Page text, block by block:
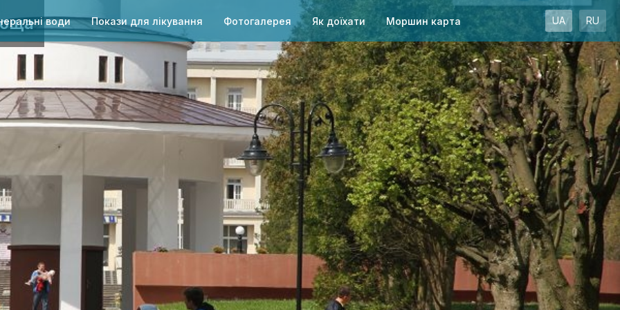
води Покази для лікування Фотогалерея Як доїхати Моршин карта UA RU